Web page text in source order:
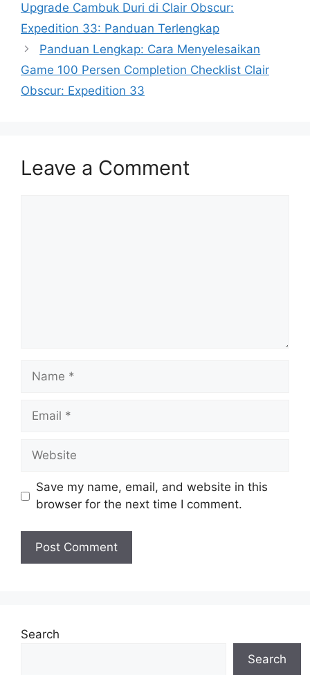
Upgrade Cambuk Duri di Clair Obscur:
Expedition 33: Panduan Terlengkap
Panduan Lengkap: Cara Menyelesaikan
Game 100 Persen Completion Checklist Clair
Obscur: Expedition 33
Leave a Comment
Name
Email
Website
Save my name, email, and website in this
browser for the next time I comment.
Search
Search